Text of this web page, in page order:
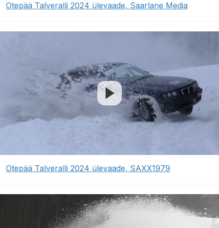
Otepää Talveralli 2024 ülevaade, Saarlane Media
Otepää Talveralli 2024 ülevaade, SAXX1979